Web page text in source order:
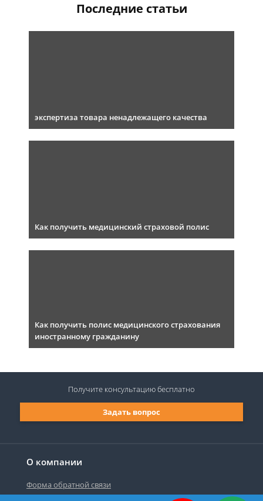
Последние статьи
экспертиза товара ненадлежащего качества
Как получить медицинский страховой полис
Как получить полис медицинского страхования
иностранному гражданину
О компании
Форма обратной связи
Задать вопрос
Получите консультациюбесплатно